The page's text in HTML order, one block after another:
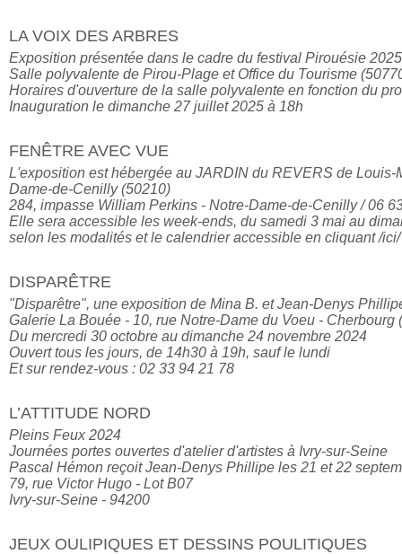
LA VOIX DES ARBRES
Exposition présentée dans le cadre du festival Pirouésie 2025
Salle polyvalente de Pirou-Plage et Office du Tourisme
Horaires d'ouverture de la salle polyvalente en fonction du
Inauguration le dimanche 27 juillet 2025 à 18h
FENÊTRE AVEC VUE
L'exposition est hébergée au JARDIN du REVERS de Louis-
Dame-de-Cenilly (50210)
284, impasse William Perkins - Notre-Dame-de-Cenilly / 06
Elle sera accessible les week-ends, du samedi 3 mai au
DISPARÊTRE
"Disparêtre", une exposition de Mina B. et Jean-Denys
Galerie La Bouée - 10, rue Notre-Dame du Voeu - Cherbourg
Du mercredi 30 octobre au dimanche 24 novembre 2024
Ouvert tous les jours, de 14h30 à 19h, sauf le lundi
Et sur rendez-vous : 02 33 94 21 78
L’ATTITUDE NORD
Pleins Feux 2024
Journées portes ouvertes d'atelier d'artistes à Ivry-sur-Seine
Pascal Hémon reçoit Jean-Denys Phillipe les 21 et 22
79, rue Victor Hugo - Lot B07
JEUX OULIPIQUES ET DESSINS POULITIQUES